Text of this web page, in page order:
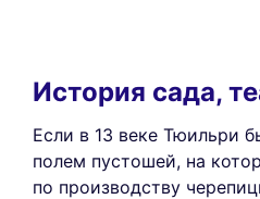
История сада,
Если в 13 веке Тюильри
полем пустошей, на
по производству